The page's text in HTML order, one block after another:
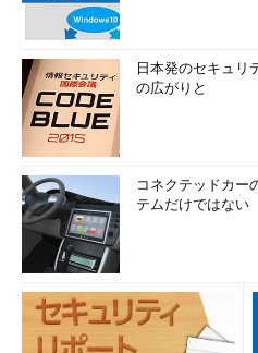
日本発のセキュリ
の広がりと
コネクテッドカー
テムだけではない